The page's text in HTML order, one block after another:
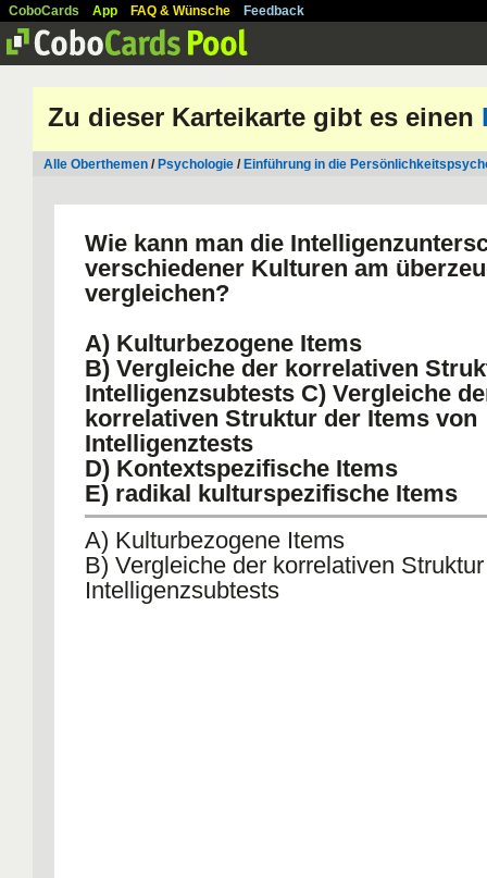
CoboCards App FAQ & Wünsche Feedback
Zu dieser Karteikarte gibt es einen
Alle Oberthemen / Psychologie / Einführung in die
Wie kann man die
verschiedener Kulturen am
vergleichen?
A) Kulturbezogene Items
B) Vergleiche der korrelativen
Intelligenzsubtests C) Vergleiche
korrelativen Struktur der Items von
Intelligenztests
D) Kontextspezifische Items
E) radikal kulturspezifische Items
A) Kulturbezogene Items
B) Vergleiche der korrelativen
Intelligenzsubtests